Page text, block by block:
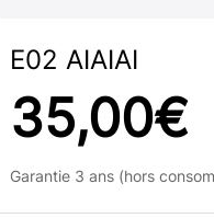
E02 AIAIAI
35,00€
Garantie 3 ans (hors